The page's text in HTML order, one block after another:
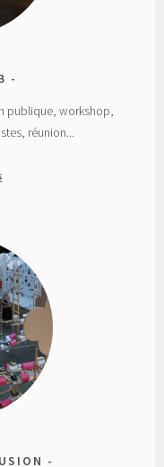
publique, workshop,
réunion...